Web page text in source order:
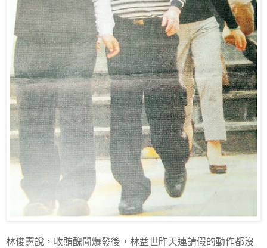
林俊憲說，收賄醜聞爆發後，林益世昨天連請假的動作都沒